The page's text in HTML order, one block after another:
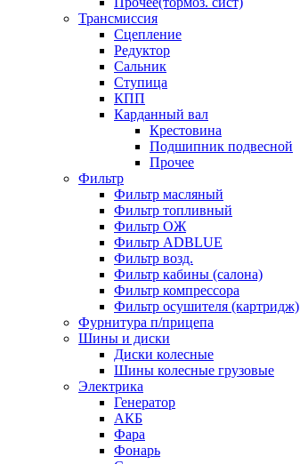
Трансмиссия
Сцепление
Редуктор
Сальник
Ступица
КПП
Карданный вал
Крестовина
Подшипник подвесной
Прочее
Фильтр
Фильтр масляный
Фильтр топливный
Фильтр ОЖ
Фильтр ADBLUE
Фильтр возд.
Фильтр кабины (салона)
Фильтр компрессора
Фильтр осушителя (картридж)
Фурнитура п/прицепа
Шины и диски
Диски колесные
Шины колесные грузовые
Электрика
Генератор
АКБ
Фара
Фонарь